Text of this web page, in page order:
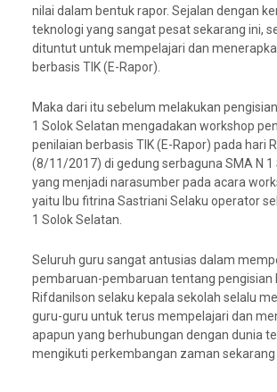
nilai dalam bentuk rapor. Sejalan dengan
teknologi yang sangat pesat sekarang ini,
dituntut untuk mempelajari dan
berbasis TIK (E-Rapor).
Maka dari itu sebelum melakukan
1 Solok Selatan mengadakan workshop
penilaian berbasis TIK (E-Rapor) pada hari
(8/11/2017) di gedung serbaguna SMA N 1
yang menjadi narasumber pada acara
yaitu Ibu fitrina Sastriani Selaku operator
1 Solok Selatan.
Seluruh guru sangat antusias dalam
pembaruan-pembaruan tentang pengisian
Rifdanilson selaku kepala sekolah selalu
guru-guru untuk terus mempelajari dan
apapun yang berhubungan dengan dunia
mengikuti perkembangan zaman sekarang